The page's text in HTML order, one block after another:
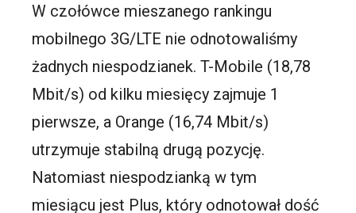
W czołówce mieszanego rankingu
mobilnego 3G/LTE nie odnotowaliśmy
żadnych niespodzianek. T-Mobile (18,78
Mbit/s) od kilku miesięcy zajmuje 1
pierwsze, a Orange (16,74 Mbit/s)
utrzymuje stabilną drugą pozycję.
Natomiast niespodzianką w tym
miesiącu jest Plus, który odnotował dość